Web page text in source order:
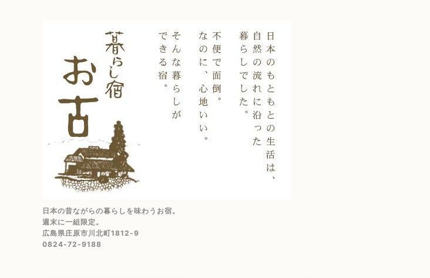
日本の昔ながらの暮らしを味わうお宿。
週末に一組限定。
広島県庄原市川北町1812-9
0824-72-9188